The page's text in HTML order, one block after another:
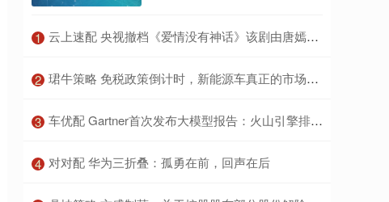
1 ​云上速配 央视撤档《爱情没有神话》该剧由唐嫣赵又廷主演
2 ​珺牛策略 免税政策倒计时，新能源车真正的市场大考来了
3 ​车优配 Gartner首次发布大模型报告：火山引擎排名中国厂商第一
4 ​对对配 华为三折叠：孤勇在前，回声在后